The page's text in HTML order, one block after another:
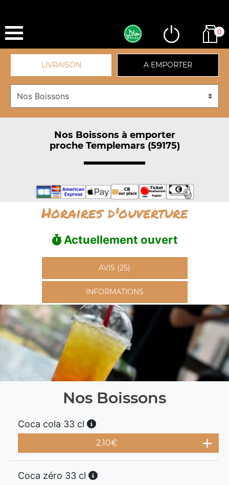
0
LIVRAISON A EMPORTER
Nos Boissons à emporter
proche Templemars (59175)
Horaires d'ouverture
Actuellement ouvert
AVIS (25)
INFORMATIONS
Nos Boissons
Coca cola 33 cl
2.10€
Coca zéro 33 cl